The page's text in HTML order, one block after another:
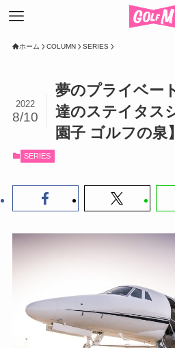
ホーム COLUMN SERIES
夢のプライベー
達のステイタス
園子 ゴルフの泉】
2022
8/10
SERIES